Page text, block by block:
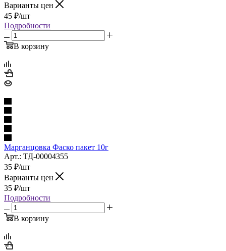
Варианты цен
45 ₽/шт
Подробности
В корзину
Марганцовка Фаско пакет 10г
Арт.: ТД-00004355
35 ₽/шт
Варианты цен
35 ₽/шт
Подробности
В корзину